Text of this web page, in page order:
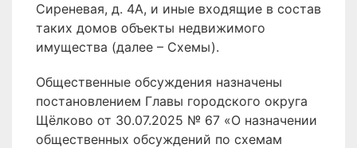
Сиреневая, д. 4А, и иные входящие в состав
таких домов объекты недвижимого
имущества (далее – Схемы).
Общественные обсуждения назначены
постановлением Главы городского округа
Щёлково от 30.07.2025 № 67 «О назначении
общественных обсуждений по схемам